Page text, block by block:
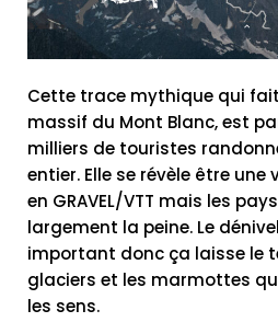
Cette trace mythique qui
massif du Mont Blanc, est
milliers de touristes
entier. Elle se révèle être une
en GRAVEL/VTT mais les
largement la peine. Le
important donc ça laisse le
glaciers et les marmottes
les sens.